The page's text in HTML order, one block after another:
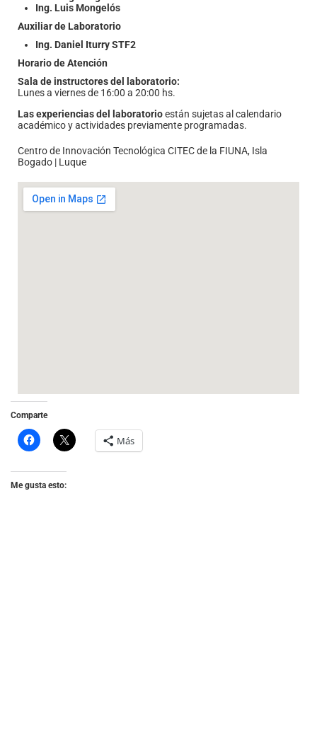
Ing. Daniel Iturry STF2
Horario de Atención
Sala de instructores del laboratorio:
Lunes a viernes de 16:00 a 20:00 hs.
Las experiencias del laboratorioestán sujetas al calendario
académico y actividades previamente programadas.
Centro de Innovación Tecnológica CITEC de la FIUNA, Isla
Bogado | Luque
Me gusta esto: